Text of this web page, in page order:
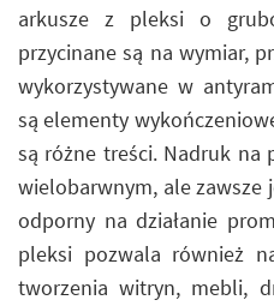
arkusze z pleksi o
przycinane są na wymiar,
wykorzystywane w
są elementy
są różne treści. Nadruk na
wielobarwnym, ale zawsze
odporny na działanie
pleksi pozwala również
tworzenia witryn, mebli,